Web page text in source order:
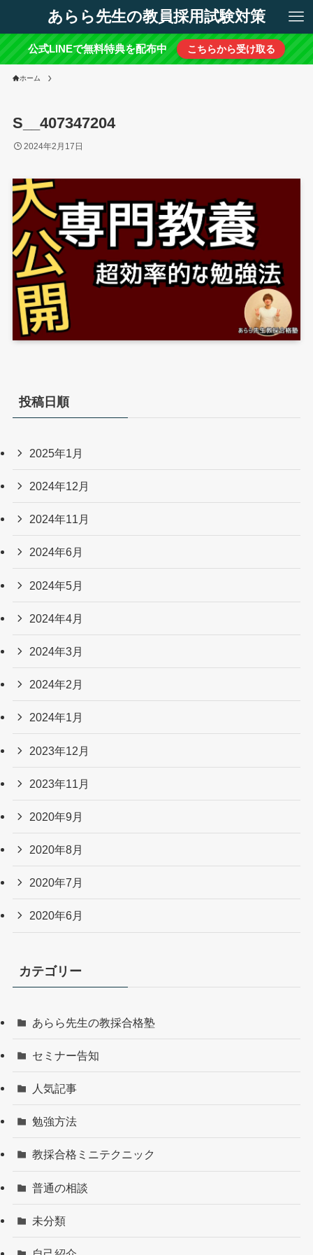
あらら先生の教員採用試験対策
公式LINEで無料特典を配布中 こちらから受け取る
ホーム
S__407347204
2024年2月17日
投稿日順
2025年1月
2024年12月
2024年11月
2024年6月
2024年5月
2024年4月
2024年3月
2024年2月
2024年1月
2023年12月
2023年11月
2020年9月
2020年8月
2020年7月
2020年6月
カテゴリー
あらら先生の教採合格塾
セミナー告知
人気記事
勉強方法
教採合格ミニテクニック
普通の相談
未分類